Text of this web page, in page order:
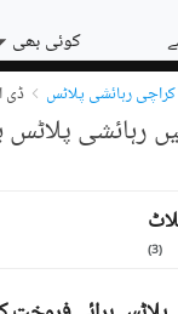
کوئی بھی
رہائشی پلاٹس ڈی
(
3
)